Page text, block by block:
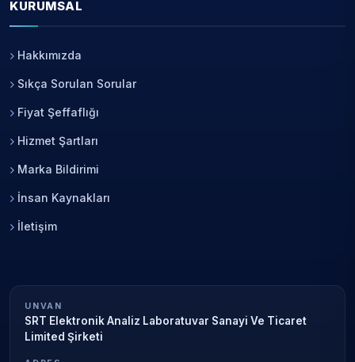
KURUMSAL
Hakkımızda
Sıkça Sorulan Sorular
Fiyat Şeffaflığı
Hizmet Şartları
Marka Bildirimi
İnsan Kaynakları
İletişim
UNVAN
SRT Elektronik Analiz Laboratuvar Sanayi Ve Ticaret
Limited Şirketi